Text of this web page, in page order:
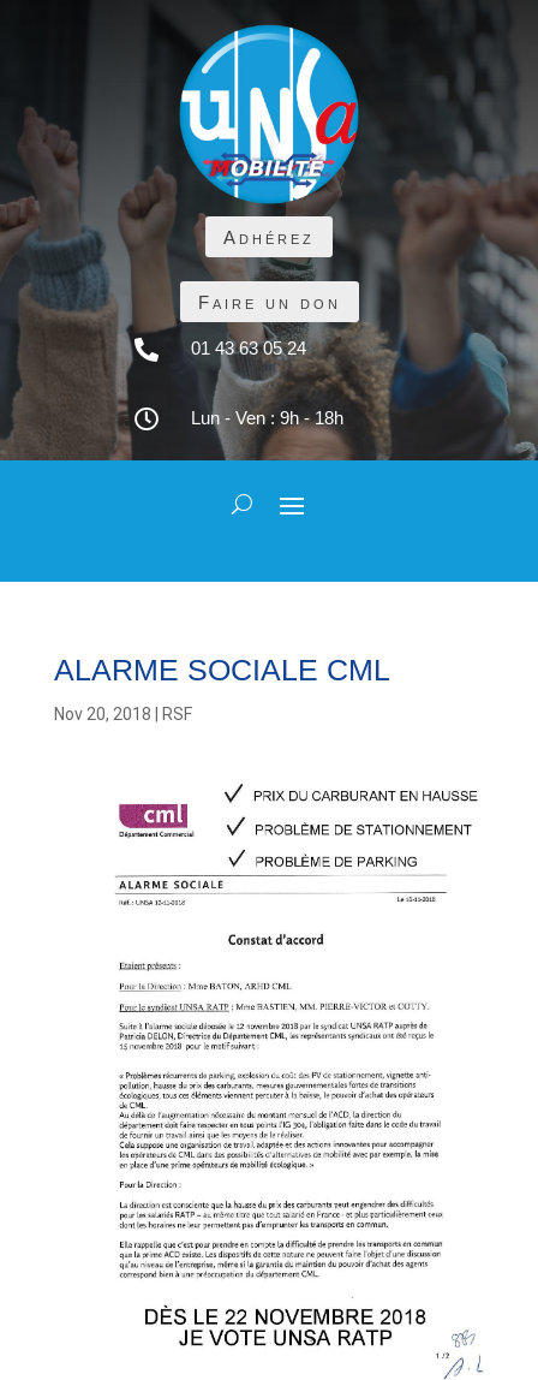
Adhérez
Faire un don
 01 43 63 05 24
 Lun - Ven : 9h - 18h
ALARME SOCIALE CML
Nov 20, 2018 RSF